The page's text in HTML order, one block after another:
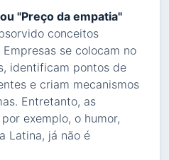
"Preço da empatia"
conceitos
se colocam no
identificam pontos de
e criam mecanismos
Entretanto, as
exemplo, o humor,
Latina, já não é